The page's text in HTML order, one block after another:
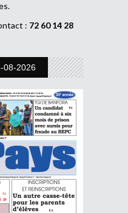
: 72 60 14 28
08-2026